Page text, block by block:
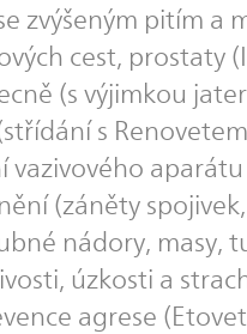
zvýšeným pitím a
cest, prostaty
(s výjimkou
s
vazivového aparátu
(záněty
nádory, masy,
úzkosti a
agrese